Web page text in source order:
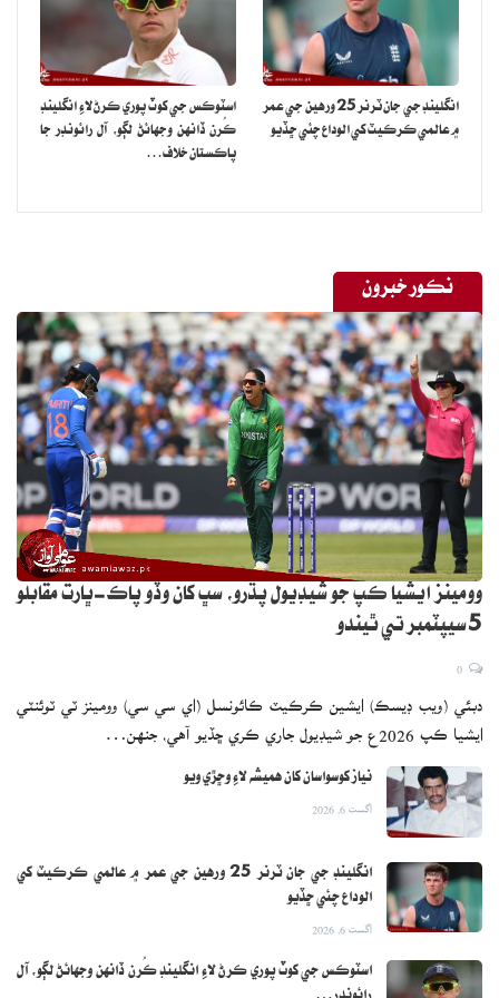
هن کان جڏهن اهو پڇيو ويو ته ڇا هن ڪڏهن هدايتڪار آشوتوش گوارڪر
کي اهو چيو ته گوريءَ کي ڀوون جي ٽيم ۾ ڪرڪيٽ کيڏڻ جو موقعو ڇو
نه مليو؟ ته گريسي سنگهه مرڪندي چيو ته ”نه، مون ڪڏهن اهو نه پڇيو،
بس گوريءَ کي ميچ ڏسي سٺو لڳو. پر ها، دل چوندي هئي ته مان به فلم ۾
ڪرڪيٽ کيڏان، فلم ۾ ڪردار طور ۽ ذاتي طور تي به منهنجي تمام
انگلينڊ جي جان ٽرنر 25 ورهين جي عمر
۾ عالمي ڪرڪيٽ کي الوداع چئي ڇڏيو
اسٽوڪس جي کوٽ پوري ڪرڻ لاءِ انگلينڊ
ڪُرن ڏانهن وجهائڻ لڳو، آل رائونڊر جا
پاڪستان خلاف…
نڪور خبرون
وومينز ايشيا ڪپ جو شيڊيول پڌرو، سڀ کان وڏو پاڪ-ڀارت مقابلو
5 سيپٽمبر تي ٿيندو
دبئي (ويب ڊيسڪ) ايشين ڪرڪيٽ ڪائونسل (اي سي سي) وومينز ٽي ٽوئنٽي
ايشيا ڪپ 2026ع جو شيڊيول جاري ڪري ڇڏيو آهي، جنهن…
نياز کوسواسان کان هميشه لاءِ وڇڙي ويو
اگست 6, 2026
انگلينڊ جي جان ٽرنر 25 ورهين جي عمر ۾ عالمي ڪرڪيٽ کي
الوداع چئي ڇڏيو
اگست 6, 2026
اسٽوڪس جي کوٽ پوري ڪرڻ لاءِ انگلينڊ ڪُرن ڏانهن وجهائڻ لڳو، آل